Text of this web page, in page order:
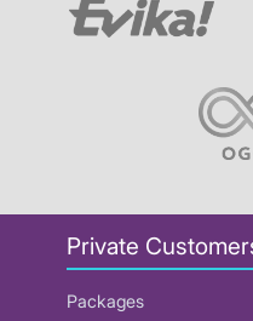
Private
Packages